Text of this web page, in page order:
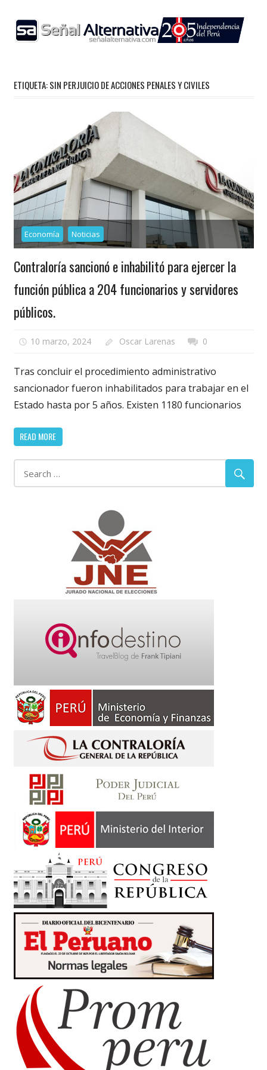
content
ETIQUETA:SIN PERJUICIO DE ACCIONES PENALES Y CIVILES
Economía Noticias
Contraloría sancionó e inhabilitó para ejercer la
función pública a 204 funcionarios y servidores
públicos.
10 marzo, 2024 Oscar Larenas 0
Tras concluir el procedimiento administrativo
sancionador fueron inhabilitados para trabajar en el
Estado hasta por 5 años. Existen 1180 funcionarios
READ MORE